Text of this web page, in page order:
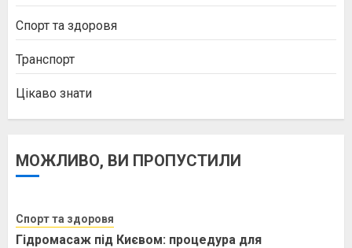
Спорт та здоровя
Транспорт
Цікаво знати
МОЖЛИВО, ВИ ПРОПУСТИЛИ
Спорт та здоровя
Гідромасаж під Києвом: процедура для